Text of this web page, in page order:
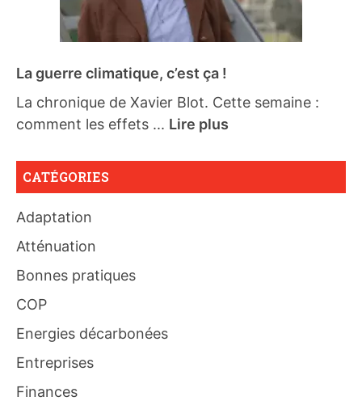
La guerre climatique, c’est ça !
La chronique de Xavier Blot. Cette semaine :
comment les effets ... Lire plus
CATÉGORIES
Adaptation
Atténuation
Bonnes pratiques
COP
Energies décarbonées
Entreprises
Finances